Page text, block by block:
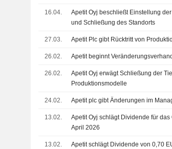
16.04.
Apetit Oyj beschließt Einstellung
und Schließung des Standorts
27.03. Apetit Plc gibt Rücktritt von
26.02. Apetit beginnt
26.02.
Apetit Oyj erwägt Schließung der
Produktionsmodelle
24.02. Apetit plc gibt Änderungen im
13.02.
Apetit Oyj schlägt Dividende für
April 2026
13.02. Apetit schlägt Dividende von 0,70